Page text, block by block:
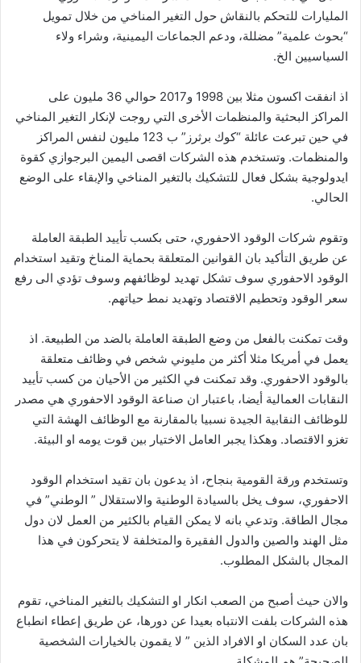
المليارات للتحكم بالنقاش حول التغير المناخي من خلال تمويل
“بحوث علمية” مضللة، ودعم الجماعات اليمينية، وشراء ولاء
السياسيين الخ.
اذ انفقت اكسون مثلا بين 1998 و2017 حوالي 36 مليون على
المراكز البحثية والمنظمات الأخرى التي روجت لإنكار التغير المناخي
في حين تبرعت عائلة “كوك برثرز” ب 123 مليون لنفس المراكز
والمنظمات. وتستخدم هذه الشركات اقصى اليمين البرجوازي كقوة
ايدولوجية بشكل فعال للتشكيك بالتغير المناخي والإبقاء على الوضع
الحالي.
وتقوم شركات الوقود الاحفوري، حتى بكسب تأييد الطبقة العاملة
عن طريق التأكيد بان القوانين المتعلقة بحماية المناخ وتقيد استخدام
الوقود الاحفوري سوف تشكل تهديد لوظائفهم وسوف تؤدي الى رفع
سعر الوقود وتحطيم الاقتصاد وتهديد نمط حياتهم.
وقت تمكنت بالفعل من وضع الطبقة العاملة بالضد من الطبيعة. اذ
يعمل في أمريكا مثلا أكثر من مليوني شخص في وظائف متعلقة
بالوقود الاحفوري. وقد تمكنت في الكثير من الأحيان من كسب تأييد
النقابات العمالية أيضا، باعتبار ان صناعة الوقود الاحفوري هي مصدر
للوظائف النقابية الجيدة نسبيا بالمقارنة مع الوظائف الهشة التي
تغزو الاقتصاد. وهكذا يجبر العامل الاختيار بين قوت يومه او البيئة.
وتستخدم ورقة القومية بنجاح، اذ يدعون بان تقيد استخدام الوقود
الاحفوري، سوف يخل بالسيادة الوطنية والاستقلال ” الوطني” في
مجال الطاقة. وتدعي بانه لا يمكن القيام بالكثير من العمل لان دول
مثل الهند والصين والدول الفقيرة والمتخلفة لا يتحركون في هذا
المجال بالشكل المطلوب.
والان حيث أصبح من الصعب انكار او التشكيك بالتغير المناخي، تقوم
هذه الشركات بلفت الانتباه بعيدا عن دورها، عن طريق إعطاء انطباع
بان عدد السكان او الافراد الذين ” لا يقمون بالخيارات الشخصية